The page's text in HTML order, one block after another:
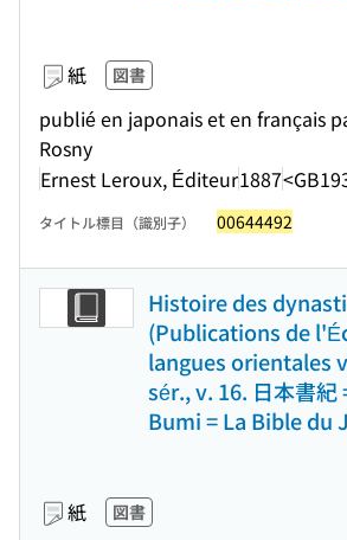
紙 図書
publié en japonais et en français
Rosny
Ernest Leroux, Éditeur1887
タイトル標目（識別子） 00644492
Histoire des
(Publications de
langues orientales
sér., v. 16. 日本書紀
Bumi = La Bible du
紙 図書